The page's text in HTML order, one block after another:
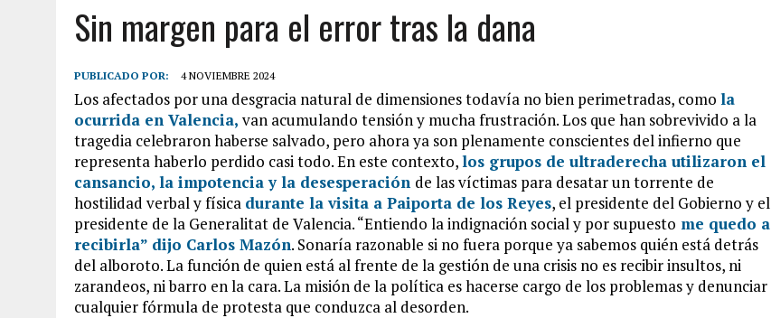
Sin margen para el error tras la dana
PUBLICADO POR: 4 NOVIEMBRE 2024
Los afectados por una desgracia natural de dimensiones todavía no bien perimetradas, como la
ocurrida en Valencia, van acumulando tensión y mucha frustración. Los que han sobrevivido a la
tragedia celebraron haberse salvado, pero ahora ya son plenamente conscientes del infierno que
representa haberlo perdido casi todo. En este contexto,los grupos de ultraderecha utilizaron el
cansancio, la impotencia y la desesperación de las víctimas para desatar un torrente de
hostilidad verbal y física durante la visita a Paiporta de los Reyes, el presidente del Gobierno y el
presidente de la Generalitat de Valencia. “Entiendo la indignación social y por supuesto me quedo a
recibirla” dijo Carlos Mazón. Sonaría razonable si no fuera porque ya sabemos quién está detrás
del alboroto. La función de quien está al frente de la gestión de una crisis no es recibir insultos, ni
zarandeos, ni barro en la cara. La misión de la política es hacerse cargo de los problemas y denunciar
cualquier fórmula de protesta que conduzca al desorden.